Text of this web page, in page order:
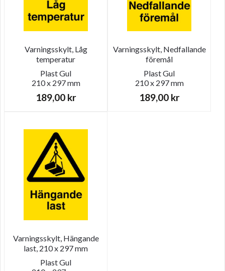
Varningsskylt, Låg
temperatur
PlastGul
210 x 297 mm
189,00 kr
Varningsskylt, Nedfallande
föremål
PlastGul
210 x 297 mm
189,00 kr
Varningsskylt, Hängande
last, 210 x 297 mm
PlastGul